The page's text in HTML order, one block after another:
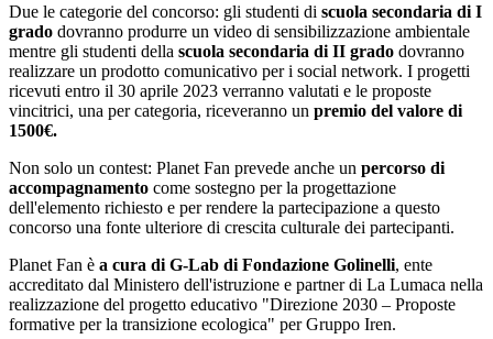
Due le categorie del concorso: gli studenti di scuola secondaria di I
grado dovranno produrre un video di sensibilizzazione ambientale
mentre gli studenti della scuola secondaria di II grado dovranno
realizzare un prodotto comunicativo per i social network. I progetti
ricevuti entro il 30 aprile 2023 verranno valutati e le proposte
vincitrici, una per categoria, riceveranno un premio del valore di
1500€.
Non solo un contest: Planet Fan prevede anche un percorso di
accompagnamento come sostegno per la progettazione
dell'elemento richiesto e per rendere la partecipazione a questo
concorso una fonte ulteriore di crescita culturale dei partecipanti.
Planet Fan è a cura di G-Lab di Fondazione Golinelli, ente
accreditato dal Ministero dell'istruzione e partner di La Lumaca nella
realizzazione del progetto educativo "Direzione 2030 – Proposte
formative per la transizione ecologica" per Gruppo Iren.